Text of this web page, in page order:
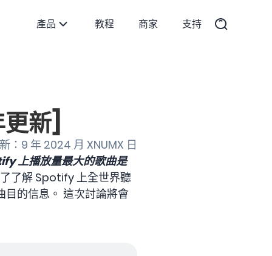
產品 教程 商家 支持
新]
：9 年 2024 月 XNUMX 日
上播放量最大的歌曲是
了解 Spotify 上全世界聽
的信息。 這次討論將會